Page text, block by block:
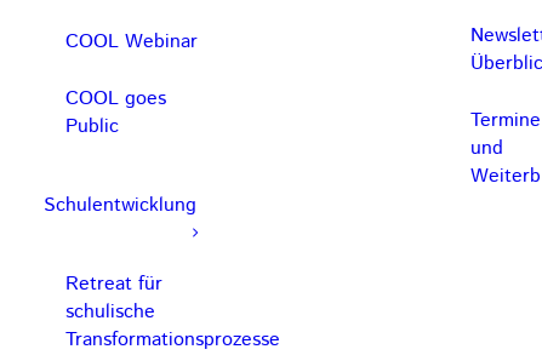
COOL Webinar
COOL goes
Public
Schulentwicklung
Retreat für
schulische
Transformationsprozesse
und